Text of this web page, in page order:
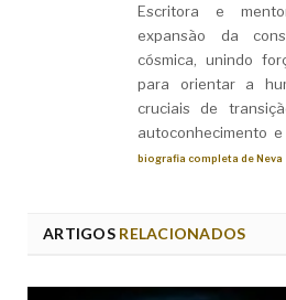
Escritora e
expansão da
cósmica, unindo
para orientar a
cruciais de
autoconhecimento
biografia completa de Neva
ARTIGOSRELACIONADOS